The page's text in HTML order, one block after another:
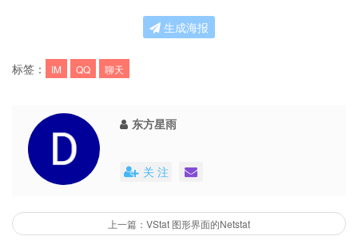
生成海报
标签： IM QQ 聊天
东方星雨
关 注
上一篇：VStat 图形界面的Netstat